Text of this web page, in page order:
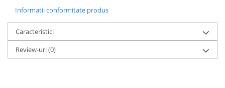
Masini de gaurit si insurubat
INSTRUMENTE MUZICALE
Accesorii chitara
Accesorii vioara-viola
Informatii conformitate produs
Caracteristici
Review-uri(0)